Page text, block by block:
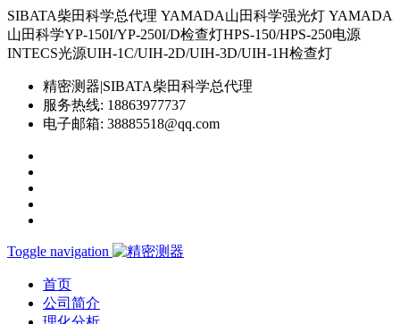
SIBATA柴田科学总代理 YAMADA山田科学强光灯 YAMADA
山田科学YP-150I/YP-250I/D检查灯HPS-150/HPS-250电源
INTECS光源UIH-1C/UIH-2D/UIH-3D/UIH-1H检查灯
精密测器|SIBATA柴田科学总代理
服务热线: 18863977737
电子邮箱: 38885518@qq.com
Toggle navigation
首页
公司简介